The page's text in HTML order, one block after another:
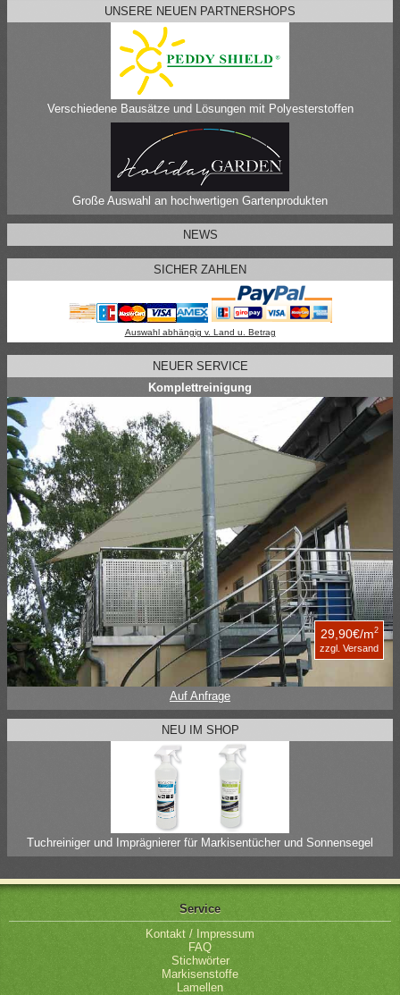
UNSERE NEUEN PARTNERSHOPS
Verschiedene Bausätze und Lösungen mit Polyesterstoffen
Große Auswahl an hochwertigen Gartenprodukten
NEWS
SICHER ZAHLEN
Auswahl abhängig v. Land u. Betrag
NEUER SERVICE
Komplettreinigung
29,90€/m2
zzgl. Versand
Auf Anfrage
NEU IM SHOP
Tuchreiniger und Imprägnierer für Markisentücher und Sonnensegel
Service
Kontakt / Impressum
FAQ
Stichwörter
Markisenstoffe
Lamellen